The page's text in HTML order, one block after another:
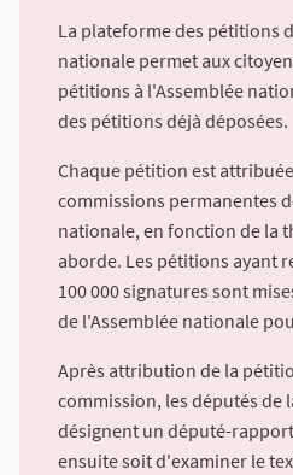
La plateforme des pétitions
nationale permet aux
pétitions à l'Assemblée
des pétitions déjà déposées.
Chaque pétition est
commissions permanentes
nationale, en fonction de la
aborde. Les pétitions ayant
100 000 signatures sont
de l'Assemblée nationale
Après attribution de la
commission, les députés de
désignent un député-
ensuite soit d'examiner le